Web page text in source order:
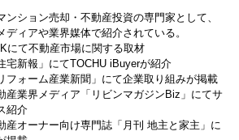
ンション売却・不動産投資の専門家として、
ディアや業界媒体で紹介されている。
にて不動産市場に関する取材
宅新報」にてTOCHU iBuyerが紹介
フォーム産業新聞」にて企業取り組みが掲載
産業界メディア「リビンマガジンBiz」にてサ
紹介
産オーナー向け専門誌「月刊 地主と家主」に